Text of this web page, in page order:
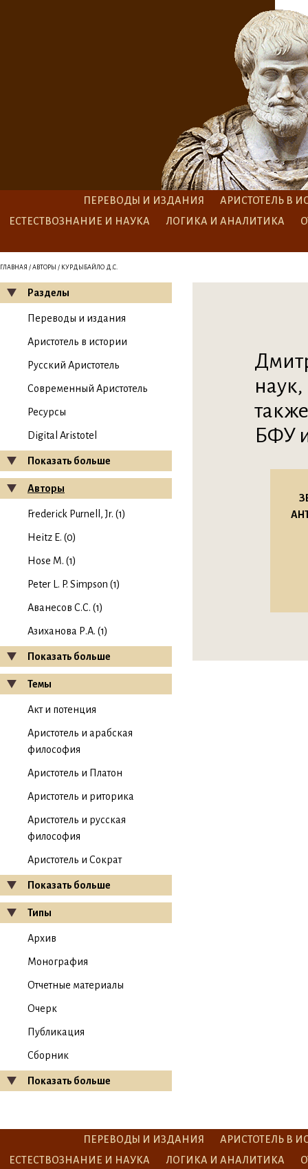
ПЕРЕВОДЫ И ИЗДАНИЯ
АРИСТОТЕЛЬ В
ЕСТЕСТВОЗНАНИЕ И НАУКА
ЛОГИКА И АНАЛИТИКА
ГЛАВНАЯ / АВТОРЫ / КУРДЫБАЙЛО Д.С.
Разделы
Переводы и издания
Аристотель в истории
Русский Аристотель
Современный Аристотель
Ресурсы
Digital Aristotel
Показать больше
Авторы
Frederick Purnell, Jr. (1)
Heitz E. (0)
Hose M. (1)
Peter L. P. Simpson (1)
Аванесов С.С. (1)
Азиханова Р.А. (1)
Показать больше
Темы
Акт и потенция
Аристотель и арабская
философия
Аристотель и Платон
Аристотель и риторика
Аристотель и русская
философия
Аристотель и Сократ
Показать больше
Типы
Архив
Монография
Отчетные материалы
Очерк
Публикация
Сборник
Показать больше
БФУ
ПЕРЕВОДЫ И ИЗДАНИЯ
АРИСТОТЕЛЬ В
ЕСТЕСТВОЗНАНИЕ И НАУКА
ЛОГИКА И АНАЛИТИКА